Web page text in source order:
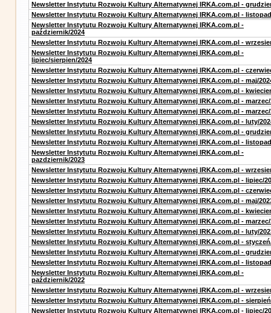
Newsletter Instytutu Rozwoju Kultury Alternatywnej IRKA.com.pl -
Newsletter Instytutu Rozwoju Kultury Alternatywnej IRKA.com.pl -
Newsletter Instytutu Rozwoju Kultury Alternatywnej IRKA.com.pl -
październik/2024
Newsletter Instytutu Rozwoju Kultury Alternatywnej IRKA.com.pl -
Newsletter Instytutu Rozwoju Kultury Alternatywnej IRKA.com.pl -
lipiec/sierpien/2024
Newsletter Instytutu Rozwoju Kultury Alternatywnej IRKA.com.pl -
Newsletter Instytutu Rozwoju Kultury Alternatywnej IRKA.com.pl - maj/
Newsletter Instytutu Rozwoju Kultury Alternatywnej IRKA.com.pl -
Newsletter Instytutu Rozwoju Kultury Alternatywnej IRKA.com.pl - marzec/
Newsletter Instytutu Rozwoju Kultury Alternatywnej IRKA.com.pl - marzec/
Newsletter Instytutu Rozwoju Kultury Alternatywnej IRKA.com.pl - luty/
Newsletter Instytutu Rozwoju Kultury Alternatywnej IRKA.com.pl -
Newsletter Instytutu Rozwoju Kultury Alternatywnej IRKA.com.pl -
Newsletter Instytutu Rozwoju Kultury Alternatywnej IRKA.com.pl -
pazdziernik/2023
Newsletter Instytutu Rozwoju Kultury Alternatywnej IRKA.com.pl -
Newsletter Instytutu Rozwoju Kultury Alternatywnej IRKA.com.pl - lipiec/
Newsletter Instytutu Rozwoju Kultury Alternatywnej IRKA.com.pl -
Newsletter Instytutu Rozwoju Kultury Alternatywnej IRKA.com.pl - maj/
Newsletter Instytutu Rozwoju Kultury Alternatywnej IRKA.com.pl -
Newsletter Instytutu Rozwoju Kultury Alternatywnej IRKA.com.pl - marzec/
Newsletter Instytutu Rozwoju Kultury Alternatywnej IRKA.com.pl - luty/
Newsletter Instytutu Rozwoju Kultury Alternatywnej IRKA.com.pl -
Newsletter Instytutu Rozwoju Kultury Alternatywnej IRKA.com.pl -
Newsletter Instytutu Rozwoju Kultury Alternatywnej IRKA.com.pl -
Newsletter Instytutu Rozwoju Kultury Alternatywnej IRKA.com.pl -
październik/2022
Newsletter Instytutu Rozwoju Kultury Alternatywnej IRKA.com.pl -
Newsletter Instytutu Rozwoju Kultury Alternatywnej IRKA.com.pl -
Newsletter Instytutu Rozwoju Kultury Alternatywnej IRKA.com.pl - lipiec/